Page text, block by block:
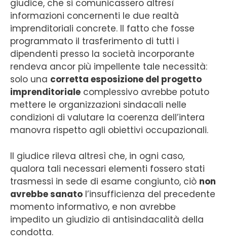
giudice, che si comunicassero altresì
informazioni concernenti le due realtà
imprenditoriali concrete. Il fatto che fosse
programmato il trasferimento di tutti i
dipendenti presso la società incorporante
rendeva ancor più impellente tale necessità:
solo una corretta esposizione del progetto
imprenditoriale complessivo avrebbe potuto
mettere le organizzazioni sindacali nelle
condizioni di valutare la coerenza dell’intera
manovra rispetto agli obiettivi occupazionali.
Il giudice rileva altresì che, in ogni caso,
qualora tali necessari elementi fossero stati
trasmessi in sede di esame congiunto, ciò non
avrebbe sanato l’insufficienza del precedente
momento informativo, e non avrebbe
impedito un giudizio di antisindacalità della
condotta.